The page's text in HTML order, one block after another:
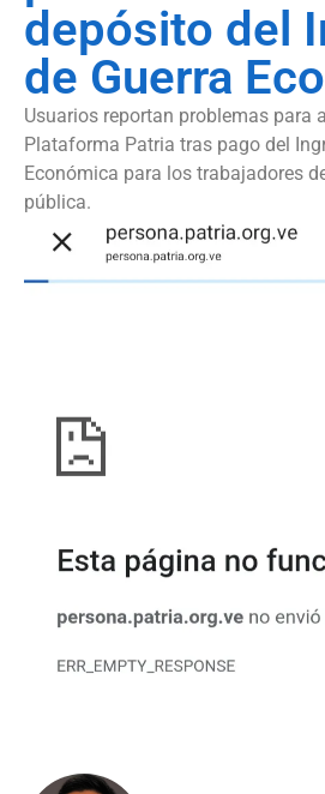
depósito del
de Guerra
Usuarios reportan problemas para
Plataforma Patria tras pago del
Económica para los trabajadores
pública.